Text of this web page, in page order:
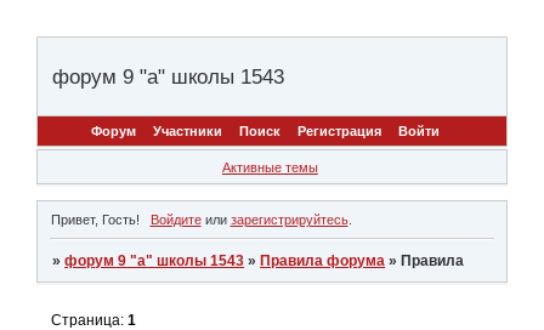
форум 9 "а" школы 1543
Форум Участники Поиск Регистрация Войти
Активные темы
Привет, Гость! Войдитеили зарегистрируйтесь.
»форум 9 "а" школы 1543 » Правила форума » Правила
Страница:1